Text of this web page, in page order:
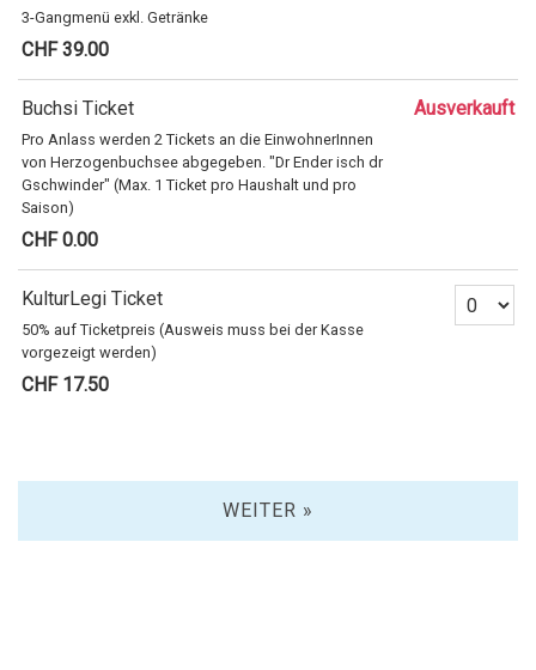
3-Gangmenü exkl. Getränke
CHF 39.00
Buchsi Ticket
Pro Anlass werden 2 Tickets an die EinwohnerInnen
von Herzogenbuchsee abgegeben. "Dr Ender isch dr
Gschwinder" (Max. 1 Ticket pro Haushalt und pro
Saison)
CHF 0.00
Ausverkauft
KulturLegi Ticket
50% auf Ticketpreis (Ausweis muss bei der Kasse
vorgezeigt werden)
CHF 17.50
Anzahl
WEITER »